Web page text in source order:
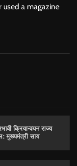
used a magazine
क्रियान्वयन राज्य
मुख्यमंत्री साय